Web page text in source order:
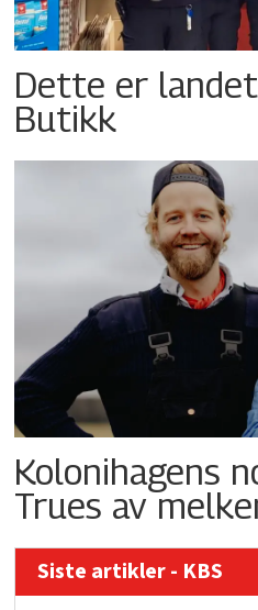
Dette er
Butikk
Kolonihagens
Trues av
Siste artikler - KBS